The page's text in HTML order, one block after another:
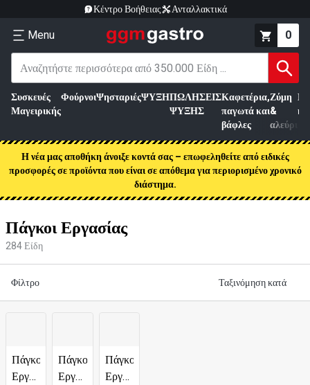
Κέντρο Βοήθειας Ανταλλακτικά
Menu 0
Συσκευές
Μαγειρικής
ΦούρνοιΨησταριέςΨΥΞΗΠΩΛΗΣΕΙΣ
ΨΥΞΗΣ
Καφετέρια,
παγωτά και
βάφλες
Ζύμη
&
αλεύρι
Η νέα μας αποθήκη άνοιξε κοντά σας – επωφεληθείτε από ειδικές
προσφορές σε προϊόντα που είναι σε απόθεμα για περιορισμένο χρονικό
διάστημα.
Πάγκοι Εργασίας
284Είδη
Φίλτρο Ταξινόμηση κατά
Πάγκοι
Εργασίας
Πάγκοι
Εργασίας
Πάγκοι
Εργασίας